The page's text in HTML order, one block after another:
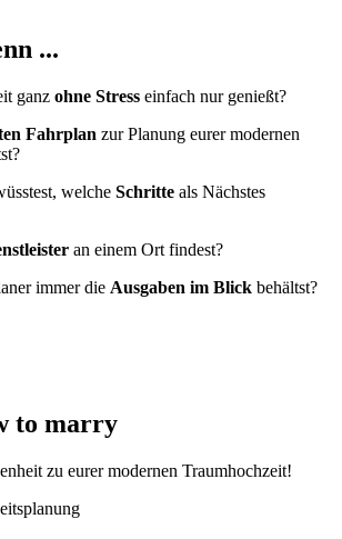
...
ganz ohne Stress einfach nur genießt?
Fahrplan zur Planung eurer modernen
welche Schritte als Nächstes
an einem Ort findest?
immer die Ausgaben im Blick behältst?
to marry
zu eurer modernen Traumhochzeit!